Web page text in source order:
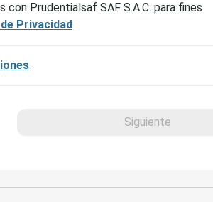
Prudentialsaf SAF S.A.C. para fines
Privacidad
Siguiente